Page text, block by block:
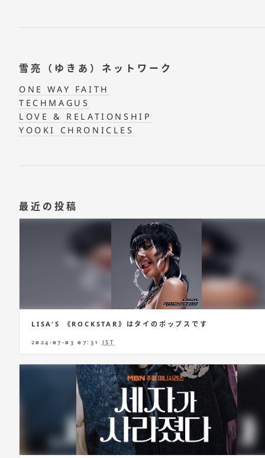
雪亮（ゆきあ）ネットワーク
ONE WAY FAITH
TECHMAGUS
LOVE & RELATIONSHIP
YOOKI CHRONICLES
最近の投稿
LISA'S 《ROCKSTAR》はタイのポップスです
2024-07-03 07:31 JST